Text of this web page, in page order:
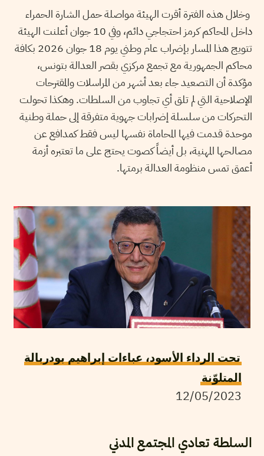
وخلال هذه الفترة أقرت الهيئة مواصلة حمل الشارة الحمراء
داخل المحاكم كرمز احتجاجي دائم، وفي 10 جوان أعلنت الهيئة
تتويج هذا المسار بإضراب عام وطني يوم 18 جوان 2026 بكافة
محاكم الجمهورية مع تجمع مركزي بقصر العدالة بتونس،
مؤكدة أن التصعيد جاء بعد أشهر من المراسلات والمقترحات
الإصلاحية التي لم تلق أي تجاوب من السلطات. وهكذا تحولت
التحركات من سلسلة إضرابات جهوية متفرقة إلى حملة وطنية
موحدة قدمت فيها المحاماة نفسها ليس فقط كمدافع عن
مصالحها المهنية، بل أيضاً كصوت يحتج على ما تعتبره أزمة
أعمق تمس منظومة العدالة برمتها.
تحت الرداء الأسود، عباءات إبراهيم بودربالة
المتلوّنة
12/05/2023
السلطة تعادي المجتمع المدني